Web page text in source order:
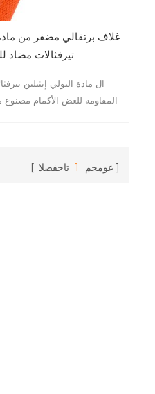
غلاف برتقالي مضفر من مادة
تيرفثالات مضاد
ال مادة البولي إيثيلين
المقاومة للعض الأكمام
عومجم 1 تاحفصلا